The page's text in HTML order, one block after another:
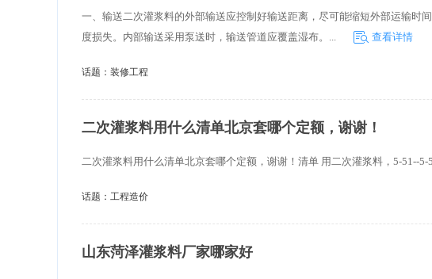
一、输送二次灌浆料的外部输送应控制好输送距离，尽可能缩短外部运输时
度损失。内部输送采用泵送时，输送管道应覆盖湿布。...
查看详情
话题： 装修工程
二次灌浆料用什么清单北京套哪个定额，谢谢！
二次灌浆料用什么清单北京套哪个定额，谢谢！清单 用二次灌浆料，5-51--5-
话题： 工程造价
山东菏泽灌浆料厂家哪家好